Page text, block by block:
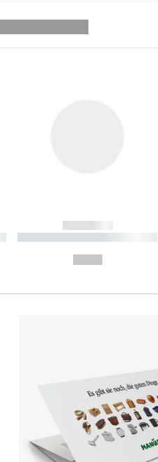
------------
----------- ----------- ----------